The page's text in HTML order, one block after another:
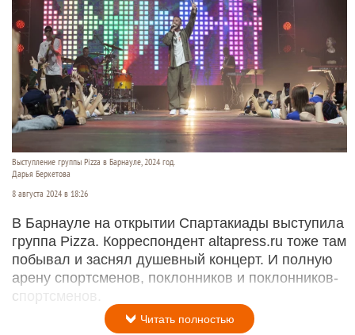
Выступление группы Pizza в Барнауле, 2024 год.
Дарья Беркетова
8 августа 2024 в 18:26
В Барнауле на открытии Спартакиады выступила
группа Pizza. Корреспондент altapress.ru тоже там
побывал и заснял душевный концерт. И полную
арену спортсменов, поклонников и поклонников-
спортсменов.
Читать полностью